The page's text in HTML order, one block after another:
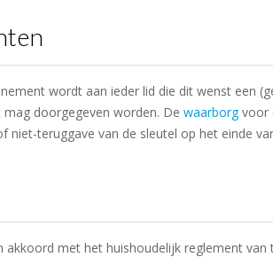
wordt aan ieder lid die dit wenst een
doorgegeven worden. De waarborgvoor
niet-teruggave van de sleutel op het einde
akkoord met het huishoudelijk reglement